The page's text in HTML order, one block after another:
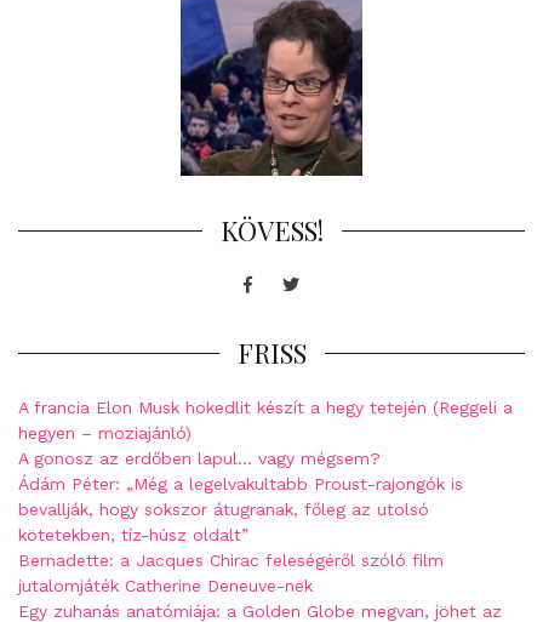
KÖVESS!
FacebookTwitter
FRISS
A francia Elon Musk hokedlit készít a hegy tetején (Reggeli a
hegyen – moziajánló)
A gonosz az erdőben lapul… vagy mégsem?
Ádám Péter: „Még a legelvakultabb Proust-rajongók is
bevallják, hogy sokszor átugranak, főleg az utolsó
kötetekben, tíz-húsz oldalt”
Bernadette: a Jacques Chirac feleségéről szóló film
jutalomjáték Catherine Deneuve-nek
Egy zuhanás anatómiája: a Golden Globe megvan, jöhet az